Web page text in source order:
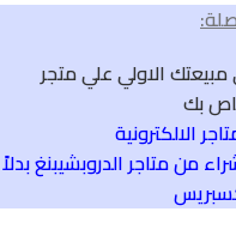
الاولي علي متجر
بك
الالكترونية
من متاجر الدروبشيبنغ بدلاً